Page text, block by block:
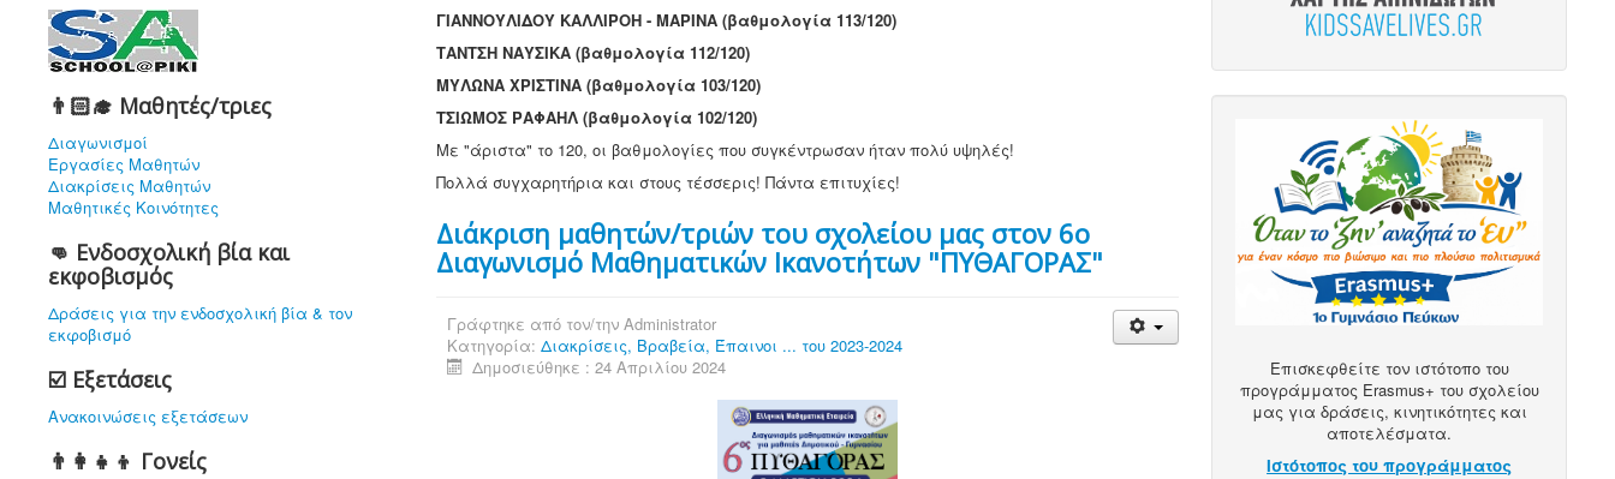
👨🏻‍🎓 Μαθητές/τριες
Διαγωνισμοί
Εργασίες Μαθητών
Διακρίσεις Μαθητών
Μαθητικές Κοινότητες
👊 Ενδοσχολική βία και
εκφοβισμός
Δράσεις για την ενδοσχολική βία & τον
εκφοβισμό
☑️ Εξετάσεις
Ανακοινώσεις εξετάσεων
👨‍👩‍👧‍👦 Γονείς
ΓΙΑΝΝΟΥΛΙΔΟΥ ΚΑΛΛΙΡΟΗ - ΜΑΡΙΝΑ (βαθμολογία 113/120)
ΤΑΝΤΣΗ ΝΑΥΣΙΚΑ (βαθμολογία 112/120)
ΜΥΛΩΝΑ ΧΡΙΣΤΙΝΑ (βαθμολογία 103/120)
ΤΣΙΩΜΟΣ ΡΑΦΑΗΛ (βαθμολογία 102/120)
Με "άριστα" το 120, οι βαθμολογίες που συγκέντρωσαν ήταν πολύ υψηλές!
Πολλά συγχαρητήρια και στους τέσσερις! Πάντα επιτυχίες!
Διάκριση μαθητών/τριών του σχολείου μας στον 6ο
Διαγωνισμό Μαθηματικών Ικανοτήτων "ΠΥΘΑΓΟΡΑΣ"
Γράφτηκε από τον/την Administrator
Κατηγορία: Διακρίσεις, Βραβεία, Έπαινοι ... του 2023-2024
Δημοσιεύθηκε : 24 Απριλίου 2024
Επισκεφθείτε τον ιστότοπο του
προγράμματος Erasmus+ του σχολείου
μας για δράσεις, κινητικότητες και
αποτελέσματα.
Ιστότοπος του προγράμματος